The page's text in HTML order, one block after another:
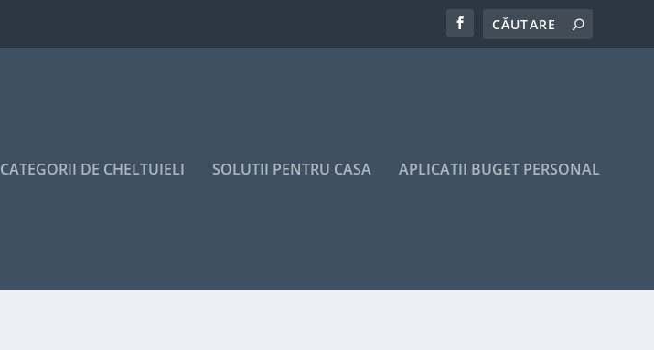
CATEGORII DE CHELTUIELI SOLUTII PENTRU CASA APLICATII BUGET PERSONAL